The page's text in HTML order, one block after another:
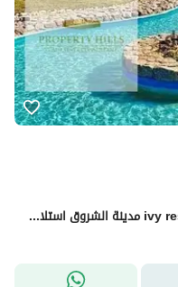
اخر شقة بروف للبيع في كمبوند ivy residence مدينة الشروق استلام فوري بالفيو دا جاهزة علي المفتاح